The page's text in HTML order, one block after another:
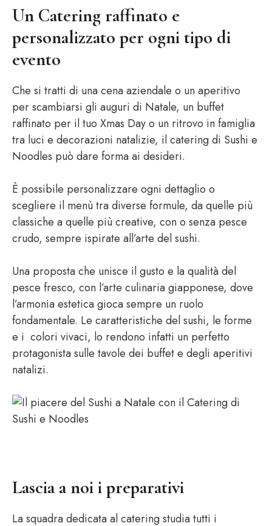
Un Catering raffinato e
personalizzato per ogni tipo di
evento
Che si tratti di una cena aziendale o un aperitivo
per scambiarsi gli auguri di Natale, un buffet
raffinato per il tuo Xmas Day o un ritrovo in famiglia
tra luci e decorazioni natalizie, il catering di Sushi e
Noodles può dare forma ai desideri.
È possibile personalizzare ogni dettaglio o
scegliere il menù tra diverse formule, da quelle più
classiche a quelle più creative, con o senza pesce
crudo, sempre ispirate all’arte del sushi.
Una proposta che unisce il gusto e la qualità del
pesce fresco, con l’arte culinaria giapponese, dove
l’armonia estetica gioca sempre un ruolo
fondamentale. Le caratteristiche del sushi, le forme
e i colori vivaci, lo rendono infatti un perfetto
protagonista sulle tavole dei buffet e degli aperitivi
natalizi.
Lascia a noi i preparativi
La squadra dedicata al catering studia tutti i